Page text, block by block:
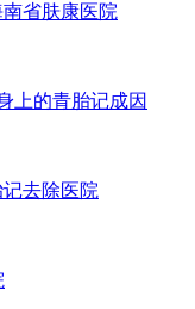
省肤康医院
上的青胎记成因
去除医院